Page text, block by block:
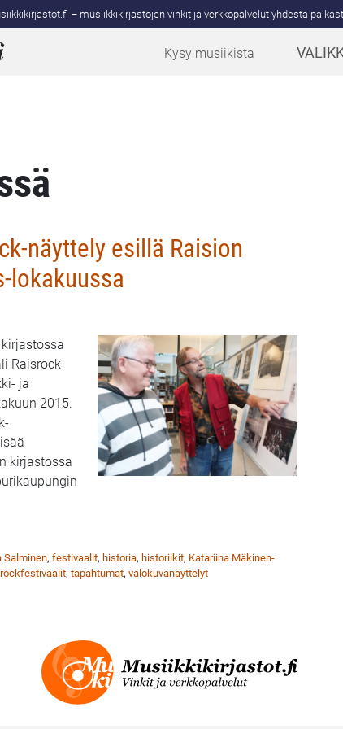
– musiikkikirjastojen vinkit ja verkkopalvelut yhdestä
Kysy musiikista
näyttely esillä Raision
lokakuussa
Raisrock
ja
2015.
kirjastossa
Salminen, festivaalit, historia, historiikit, Katariina Mäkinen-
rockfestivaalit, tapahtumat, valokuvanäyttelyt